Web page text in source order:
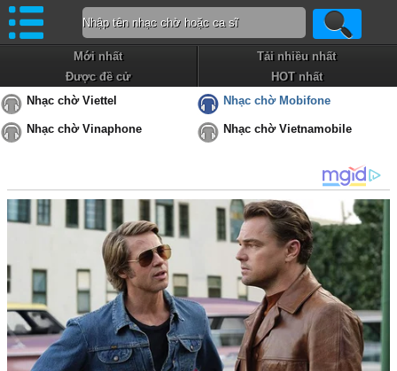
Mới nhất
Tải nhiều nhất
Được đề cử
HOT nhất
Nhạc chờ Viettel
Nhạc chờ Mobifone
Nhạc chờ Vinaphone Nhạc chờ Vietnamobile